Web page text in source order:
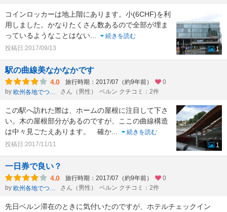
コインロッカーは地上階にあります。小(6CHF)を利
用しました。かなりたくさん数あるので全部が埋ま
っているようなことはない
続きを読む
投稿日:2017/09/13
1
駅の曲線美なかなかです
4.0 旅行時期：2017/07（約9年前）
0
by
欧州各地でつぶやく さん（男性） ベルン クチコミ：2件
この駅へ訪れた際は、ホームの屋根に注目して下さ
い。木の屋根部分があるのですが、ここの曲線構造
は中々見ごたえあります。 確か
続きを読む
投稿日:2017/11/11
1
一日券で良い？
4.0 旅行時期：2017/07（約9年前）
0
by
欧州各地でつぶやく さん（男性） ベルン クチコミ：2件
先日ベルン滞在のときに気付いたのですが、ホテルチェックイン